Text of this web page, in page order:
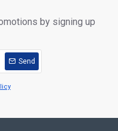
by signing up
Send